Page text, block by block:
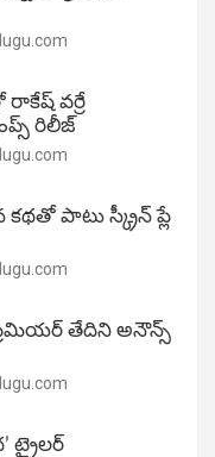
వర్రే
రిలీజ్
పాటు స్క్రీన్ ప్లే
ప్రీమియర్ తేదిని అనౌన్స్
ట్రైలర్